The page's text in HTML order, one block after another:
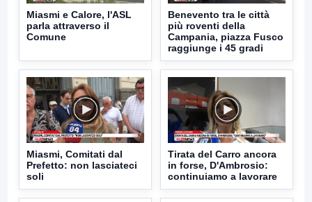
Miasmi e Calore, l'ASL
parla attraverso il
Comune
Benevento tra le città
più roventi della
Campania, piazza Fusco
raggiunge i 45 gradi
Miasmi, Comitati dal
Prefetto: non lasciateci
soli
Tirata del Carro ancora
in forse, D'Ambrosio:
continuiamo a lavorare